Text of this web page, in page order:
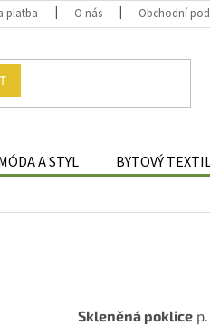
platba O nás Obchodní
A STYL BYTOVÝ
Skleněná poklice